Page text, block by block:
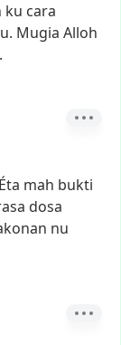
ku cara
Mugia Alloh
Éta mah bukti
dosa
nu